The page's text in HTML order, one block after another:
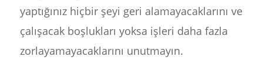
yaptığınız hiçbir şeyi geri alamayacaklarını ve
çalışacak boşlukları yoksa işleri daha fazla
zorlayamayacaklarını unutmayın.